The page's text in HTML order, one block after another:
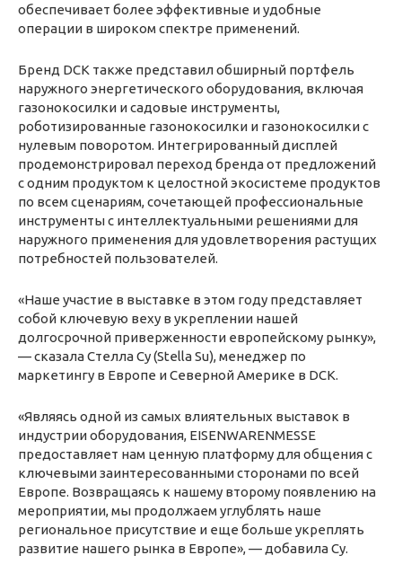
обеспечивает более эффективные и удобные
операции в широком спектре применений.
Бренд DCK также представил обширный портфель
наружного энергетического оборудования, включая
газонокосилки и садовые инструменты,
роботизированные газонокосилки и газонокосилки с
нулевым поворотом. Интегрированный дисплей
продемонстрировал переход бренда от предложений
с одним продуктом к целостной экосистеме продуктов
по всем сценариям, сочетающей профессиональные
инструменты с интеллектуальными решениями для
наружного применения для удовлетворения растущих
потребностей пользователей.
«Наше участие в выставке в этом году представляет
собой ключевую веху в укреплении нашей
долгосрочной приверженности европейскому рынку»,
— сказала Стелла Су (Stella Su), менеджер по
маркетингу в Европе и Северной Америке в DCK.
«Являясь одной из самых влиятельных выставок в
индустрии оборудования, EISENWARENMESSE
предоставляет нам ценную платформу для общения с
ключевыми заинтересованными сторонами по всей
Европе. Возвращаясь к нашему второму появлению на
мероприятии, мы продолжаем углублять наше
региональное присутствие и еще больше укреплять
развитие нашего рынка в Европе», — добавила Су.